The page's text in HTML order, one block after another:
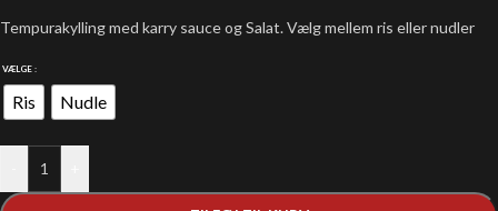
Tempurakylling med karry sauce og Salat. Vælg mellem ris eller nudler
VÆLGE
Ris Nudle